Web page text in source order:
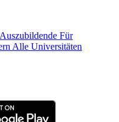
Für
Alle Universitäten